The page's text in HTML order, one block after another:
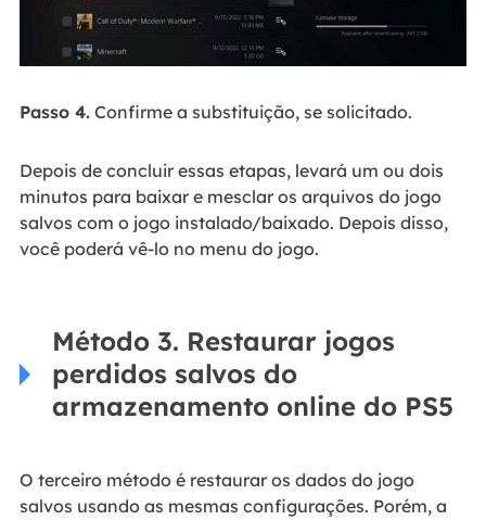
Passo 4.Confirme a substituição, se solicitado.
Depois de concluir essas etapas, levará um ou dois
minutos para baixar e mesclar os arquivos do jogo
salvos com o jogo instalado/baixado. Depois disso,
você poderá vê-lo no menu do jogo.
Método 3. Restaurar jogos
perdidos salvos do
armazenamento online do PS5
O terceiro método é restaurar os dados do jogo
salvos usando as mesmas configurações. Porém, a